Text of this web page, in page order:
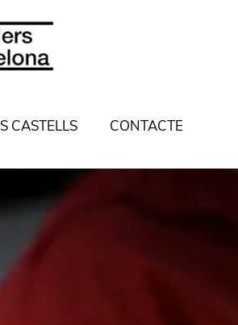
CASTELLS CONTACTE